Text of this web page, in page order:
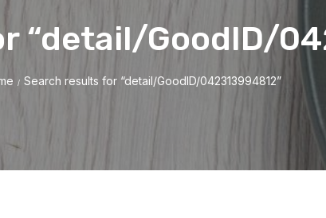
“detail/GoodID/
/ Search results for “detail/GoodID/042313994812”